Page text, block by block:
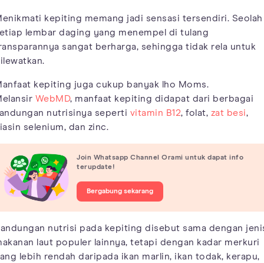
kepiting memang jadi sensasi tersendiri. Seolah
lembar daging yang menempel di tulang
sangat berharga, sehingga tidak rela untuk
kepiting juga cukup banyak lho Moms.
WebMD, manfaat kepiting didapat dari berbagai
nutrisinya seperti vitamin B12, folat, zat besi,
selenium, dan zinc.
Join Whatsapp Channel Orami untuk dapat info
terupdate!
Bergabung sekarang
nutrisi pada kepiting disebut sama dengan
laut populer lainnya, tetapi dengan kadar merkuri
lebih rendah daripada ikan marlin, ikan todak, kerapu,